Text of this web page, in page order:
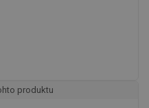
produktu